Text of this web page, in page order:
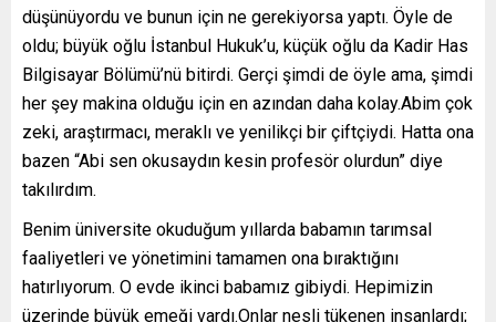
düşünüyordu ve bunun için ne gerekiyorsa yaptı. Öyle de
oldu; büyük oğlu İstanbul Hukuk’u, küçük oğlu da Kadir Has
Bilgisayar Bölümü’nü bitirdi. Gerçi şimdi de öyle ama, şimdi
her şey makina olduğu için en azından daha kolay.Abim çok
zeki, araştırmacı, meraklı ve yenilikçi bir çiftçiydi. Hatta ona
bazen “Abi sen okusaydın kesin profesör olurdun” diye
takılırdım.
Benim üniversite okuduğum yıllarda babamın tarımsal
faaliyetleri ve yönetimini tamamen ona bıraktığını
hatırlıyorum. O evde ikinci babamız gibiydi. Hepimizin
üzerinde büyük emeği vardı.Onlar nesli tükenen insanlardı;